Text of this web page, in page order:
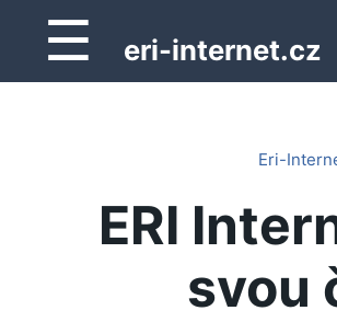
☰ eri-internet.cz
Eri-
ERI
svou